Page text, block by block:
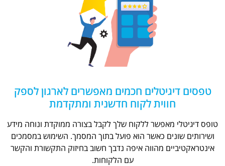
טפסים דיגיטלים חכמים מאפשרים לארגון לספק
חווית לקוח חדשנית ומתקדמת
טופס דיגיטלי מאפשר ללקוח שלך לקבל בצורה ממוקדת ונוחה מידע
ושירותים שונים כאשר הוא פועל בתוך המסמך. השימוש במסמכים
אינטראקטיביים מהווה איפה נדבך חשוב בחיזוק התקשורת והקשר
עם הלקוחות.